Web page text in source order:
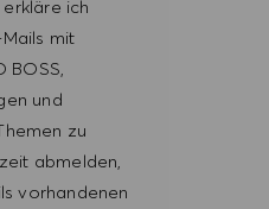
ich
mit
und
zu
abmelden,
vorhandenen